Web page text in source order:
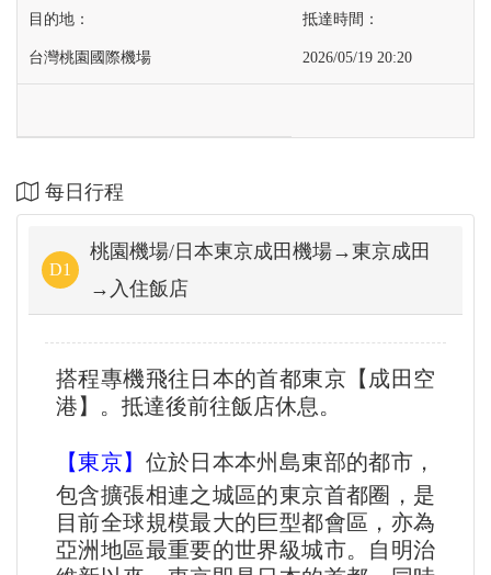
台灣桃園國際機場 2026/05/19 20:20
每日行程
D1
桃園機場/日本東京成田機場→東京成田
→入住飯店
搭程專機飛往日本的首都東京【成田空
港】。抵達後前往飯店休息。
【東京】 位於日本本州島東部的都市，
包含擴張相連之城區的東京首都圈，是
目前全球規模最大的巨型都會區，亦為
亞洲地區最重要的世界級城市。自明治